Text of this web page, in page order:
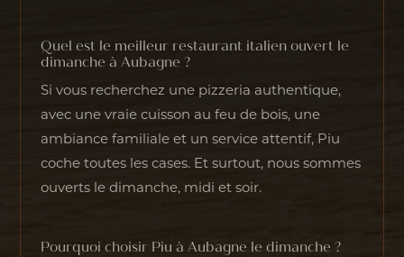
Quel est le meilleur restaurant italien ouvert le
dimanche à Aubagne ?
Si vous recherchez une pizzeria authentique,
avec une vraie cuisson au feu de bois, une
ambiance familiale et un service attentif, Piu
coche toutes les cases. Et surtout, nous sommes
ouverts le dimanche, midi et soir.
Pourquoi choisir Piu à Aubagne le dimanche ?